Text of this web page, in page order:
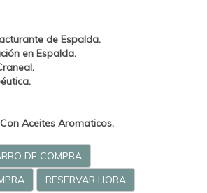
de Espalda.
en Espalda.
Aceites Aromaticos.
DE COMPRA
RESERVAR HORA